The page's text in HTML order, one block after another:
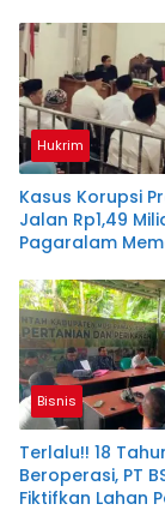
Hukrim
Kasus Korupsi
Jalan Rp1,49
Pagaralam
Terdakwa
Tahun Penjara
Bisnis
Terlalu!! 18
Beroperasi, PT
Fiktifkan Lahan